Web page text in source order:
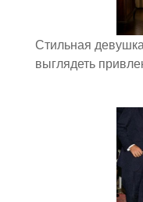
Стильная
выглядеть